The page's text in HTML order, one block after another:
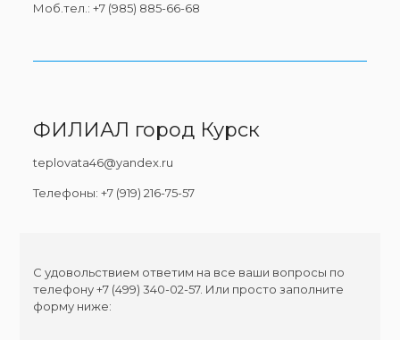
Моб.тел.: +7 (985) 885-66-68
ФИЛИАЛ город Курск
​teplovata46@yandex.ru​
Телефоны: +7 (919) 216-75-57
С удовольствием ответим на все ваши вопросы по
телефону +7 (499) 340-02-57. Или просто заполните
форму ниже: